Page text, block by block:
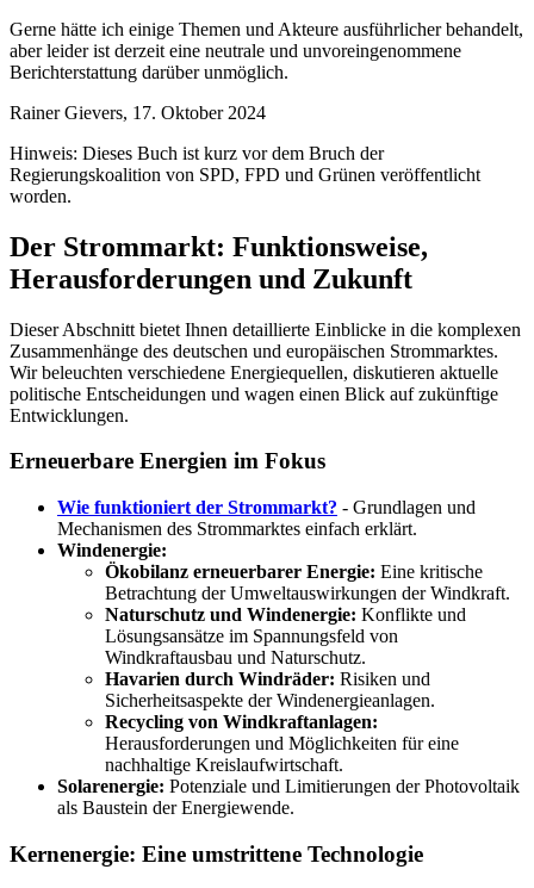
Gerne hätte ich einige Themen und Akteure ausführlicher behandelt,
aber leider ist der­zeit eine neutrale und unvoreingenommene
Berichterstattung darüber unmöglich.
Rainer Gievers, 17. Oktober 2024
Hinweis: Dieses Buch ist kurz vor dem Bruch der
Regierungskoalition von SPD, FPD und Grünen veröffentlicht
worden.
Der Strommarkt: Funktionsweise,
Herausforderungen und Zukunft
Dieser Abschnitt bietet Ihnen detaillierte Einblicke in die komplexen
Zusammenhänge des deutschen und europäischen Strommarktes.
Wir beleuchten verschiedene Energiequellen, diskutieren aktuelle
politische Entscheidungen und wagen einen Blick auf zukünftige
Entwicklungen.
Erneuerbare Energien im Fokus
Wie funktioniert der Strommarkt? - Grundlagen und
Mechanismen des Strommarktes einfach erklärt.
Windenergie:
Ökobilanz erneuerbarer Energie: Eine kritische
Betrachtung der Umweltauswirkungen der Windkraft.
Naturschutz und Windenergie: Konflikte und
Lösungsansätze im Spannungsfeld von
Windkraftausbau und Naturschutz.
Havarien durch Windräder: Risiken und
Sicherheitsaspekte der Windenergieanlagen.
Recycling von Windkraftanlagen:
Herausforderungen und Möglichkeiten für eine
nachhaltige Kreislaufwirtschaft.
Solarenergie: Potenziale und Limitierungen der Photovoltaik
als Baustein der Energiewende.
Kernenergie: Eine umstrittene Technologie